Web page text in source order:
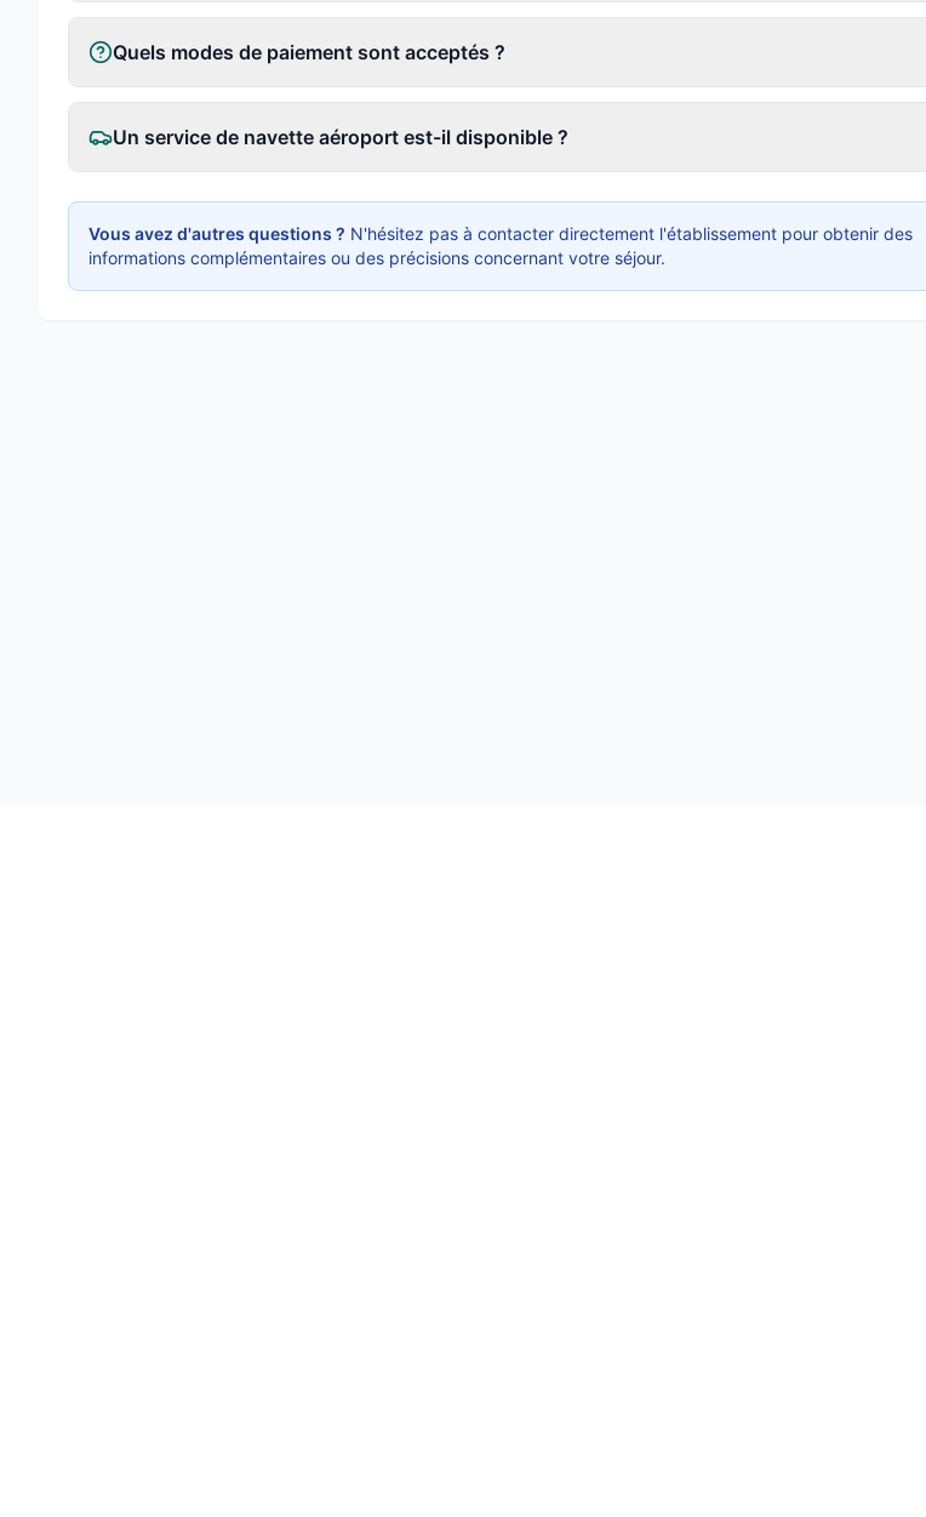
Quels modes de paiement sont acceptés ?
Un service de navette aéroport est-il disponible ?
Vous avez d'autres questions ? N'hésitez pas à contacter directement l'établissement pour obtenir des
informations complémentaires ou des précisions concernant votre séjour.